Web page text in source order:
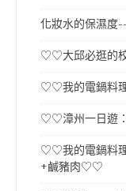
化妝水的保濕度
♡♡大邱必逛的
♡♡我的電鍋料
♡♡漳州一日遊
♡♡我的電鍋料
+鹹豬肉♡♡